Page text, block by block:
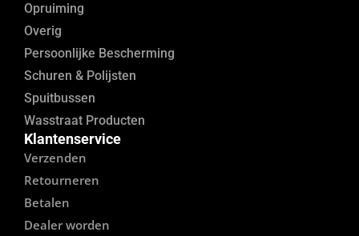
Opruiming
Overig
Persoonlijke Bescherming
Schuren & Polijsten
Spuitbussen
Wasstraat Producten
Klantenservice
Verzenden
Retourneren
Betalen
Dealer worden